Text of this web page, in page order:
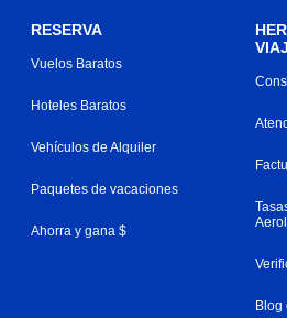
RESERVA
Vuelos Baratos
Hoteles Baratos
Vehículos de Alquiler
Paquetes de vacaciones
Ahorra y gana $
Blog